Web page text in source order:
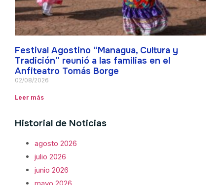
Festival Agostino “Managua, Cultura y
Tradición” reunió a las familias en el
Anfiteatro Tomás Borge
02/08/2026
Leer más
Historial de Noticias
agosto 2026
julio 2026
junio 2026